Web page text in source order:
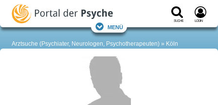
Suche Login
Menü
Arztsuche (Psychiater, Neurologen, Psychotherapeuten) Köln